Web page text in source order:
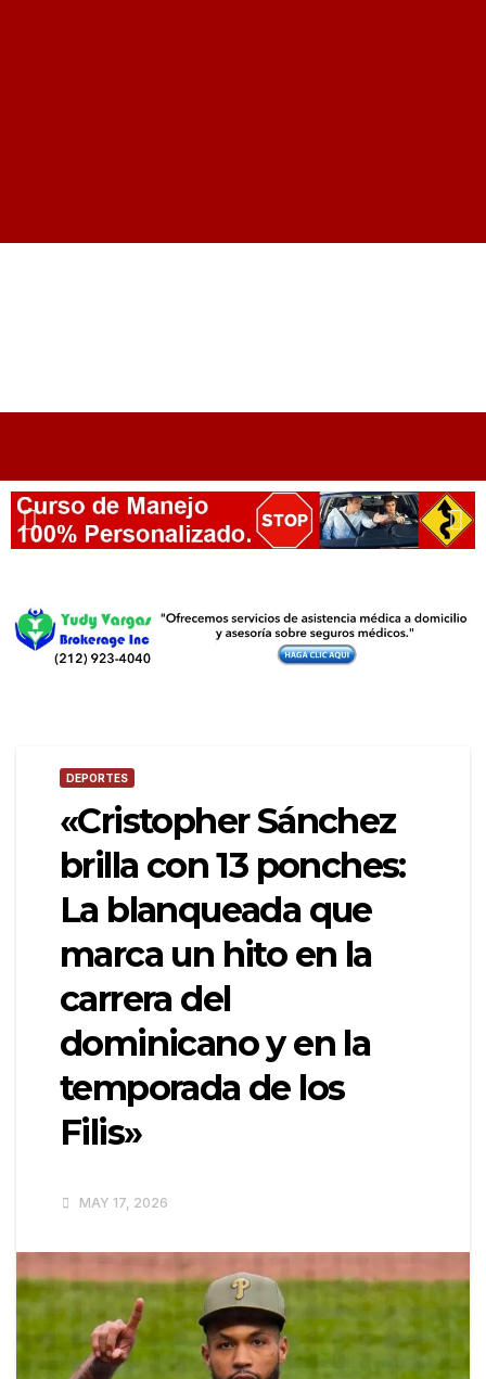
DEPORTES
«Cristopher Sánchez
brilla con 13 ponches:
La blanqueada que
marca un hito en la
carrera del
dominicano y en la
temporada de los
Filis»
MAY 17, 2026